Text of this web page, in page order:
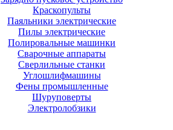
Краскопульты
Паяльники электрические
Пилы электрические
Полировальные машинки
Сварочные аппараты
Сверлильные станки
Углошлифмашины
Фены промышленные
Шуруповерты
Электролобзики